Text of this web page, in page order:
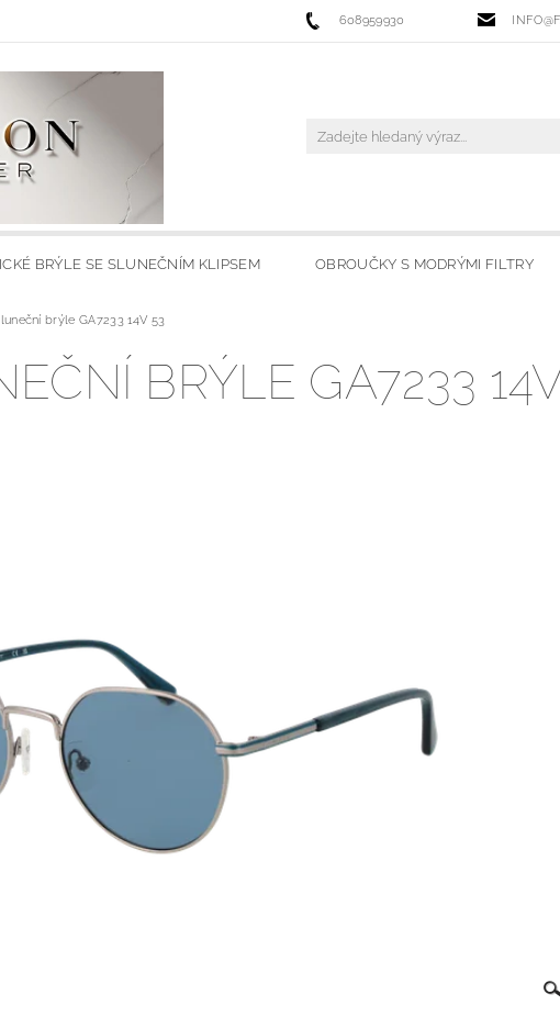
608959930
BRÝLE SE SLUNEČNÍM KLIPSEM OBROUČKY S MODRÝMI FILTRY
RÁMCE S MODRÝMI FILTRY
HODNOCENÍ OBCHODU MOJE OBLÍBENÉ
brýle GA7233 14V 53
BRÝLE GA7233